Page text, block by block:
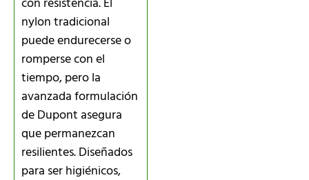
nylon tradicional
puede endurecerse o
romperse con el
tiempo, pero la
avanzada formulación
de Dupont asegura
que permanezcan
resilientes. Diseñados
para ser higiénicos,